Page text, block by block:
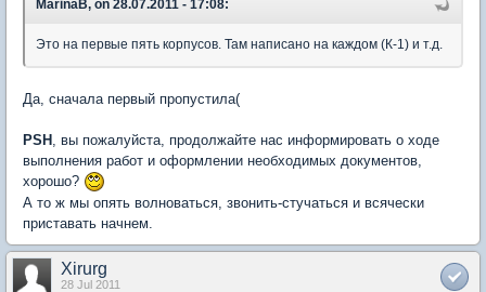
MarinaB, on 28.07.2011 - 17:08:
Это на первые пять корпусов. Там написано на каждом (К-1) и т.д.
Да, сначала первый пропустила(
PSH
, вы пожалуйста, продолжайте нас информировать о ходе
выполнения работ и оформлении необходимых документов,
хорошо?
А то ж мы опять волноваться, звонить-стучаться и всячески
приставать начнем.
Xirurg
28 Jul 2011